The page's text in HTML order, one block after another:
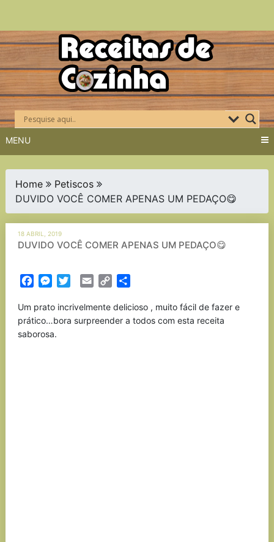
Skip
to
content
MENU
Home
Petiscos
DUVIDO VOCÊ COMER APENAS UM PEDAÇO😋
18 ABRIL, 2019
DUVIDO VOCÊ COMER APENAS UM PEDAÇO😋
FacebookMessenger
TwitterEmail Copy
Um prato incrivelmente delicioso , muito fácil de fazer e
prático…bora surpreender a todos com esta receita
saborosa.